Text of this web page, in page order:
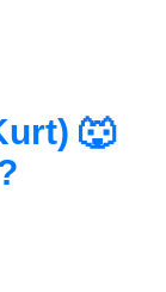
🐺